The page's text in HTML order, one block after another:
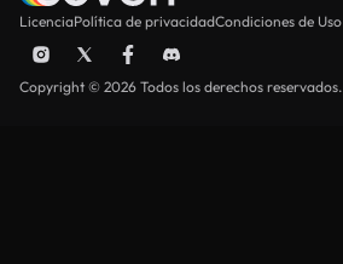
LicenciaPolítica de privacidadCondiciones de Uso
Copyright © 2026 Todos los derechos reservados.